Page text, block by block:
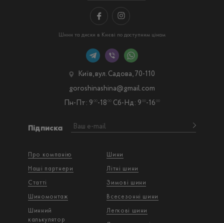
Шини та диски в Києві по доступним цінам
Про компанію
Наші партнери
Статті
Шиномонтаж
Шинний
калькулятор
Шини
Літні шини
Зимові шини
Всесезонні шини
Легкові шини
Підписка
Київ, вул. Садова, 70-110
Пн-Пт: 9 00-18 00 Сб-Нд: 9 00-16 00
goroshinashina@gmail.com